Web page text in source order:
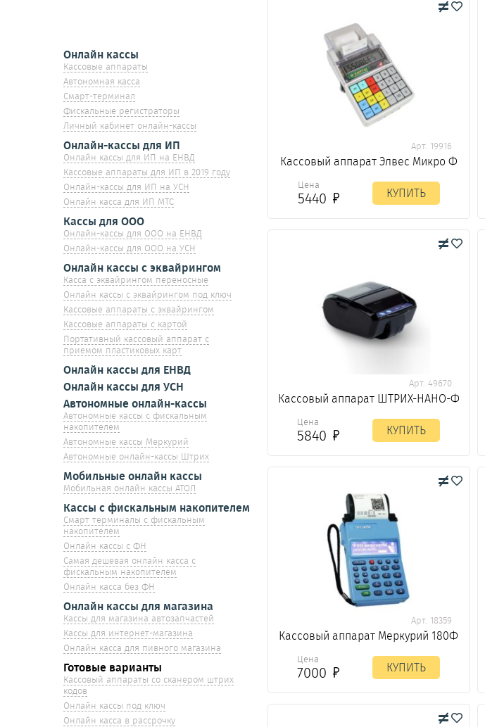
Онлайн кассы
Кассовые аппараты
Автономная касса
Смарт-терминал
Фискальные регистраторы
Личный кабинет онлайн-кассы
Онлайн-кассы для ИП
Онлайн кассы для ИП на ЕНВД
Кассовые аппараты для ИП в 2019 году
Онлайн-кассы для ИП на УСН
Онлайн касса для ИП МТС
Кассы для ООО
Онлайн-кассы для ООО на ЕНВД
Онлайн-кассы для ООО на УСН
Онлайн кассы с эквайрингом
Касса с эквайрингом переносные
Онлайн кассы с эквайрингом под ключ
Кассовые аппараты с эквайрингом
Кассовые аппараты с картой
Портативный кассовый аппарат с
приемом пластиковых карт
Онлайн кассы для ЕНВД
Онлайн кассы для УСН
Автономные онлайн-кассы
Автономные кассы с фискальным
накопителем
Автономные кассы Меркурий
Автономные онлайн-кассы Штрих
Мобильные онлайн кассы
Мобильная онлайн кассы АТОЛ
Кассы с фискальным накопителем
Смарт терминалы с фискальным
накопителем
Онлайн кассы с ФН
Самая дешевая онлайн касса с
фискальным накопителем
Онлайн касса без ФН
Онлайн кассы для магазина
Кассы для магазина автозапчастей
Кассы для интернет-магазина
Онлайн касса для пивного магазина
Готовые варианты
Кассовый аппараты со сканером штрих
кодов
Онлайн кассы под ключ
Онлайн касса в рассрочку
Арт. 19916
Кассовый аппарат Элвес Микро Ф
Цена
5440 КУПИТЬ
Арт. 49670
Кассовый аппарат ШТРИХ-НАНО-Ф
Цена
5840 КУПИТЬ
Арт. 18359
Кассовый аппарат Меркурий 180Ф
Цена
7000 КУПИТЬ